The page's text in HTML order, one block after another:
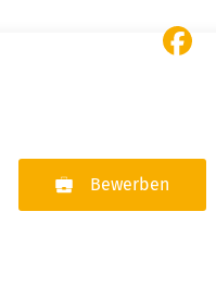
Bewerben